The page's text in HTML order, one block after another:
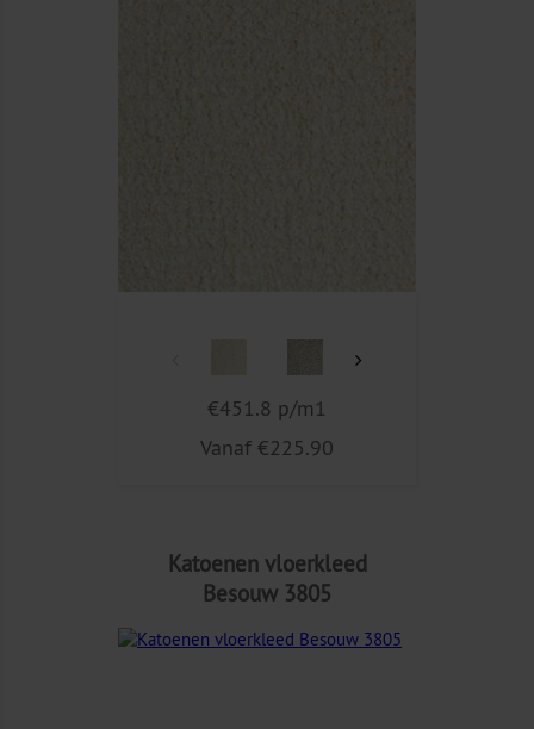
€451.8 p/m1
Vanaf €225.90
Katoenen vloerkleed
Besouw 3805